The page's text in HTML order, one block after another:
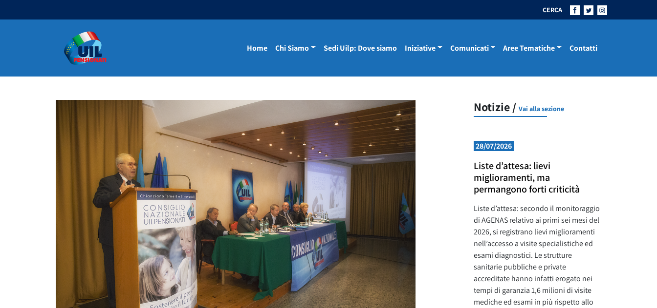
CERCA
Navigazione principale Home Chi Siamo Sedi Uilp: Dove siamo Iniziative Comunicati Aree Tematiche Contatti
Notizie / Vai alla sezione
28/07/2026
Liste d’attesa: lievi
miglioramenti, ma
permangono forti criticità
Liste d’attesa: secondo il monitoraggio
di AGENAS relativo ai primi sei mesi del
2026, si registrano lievi miglioramenti
nell’accesso a visite specialistiche ed
esami diagnostici. Le strutture
sanitarie pubbliche e private
accreditate hanno infatti erogato nei
tempi di garanzia 1,6 milioni di visite
mediche ed esami in più rispetto allo